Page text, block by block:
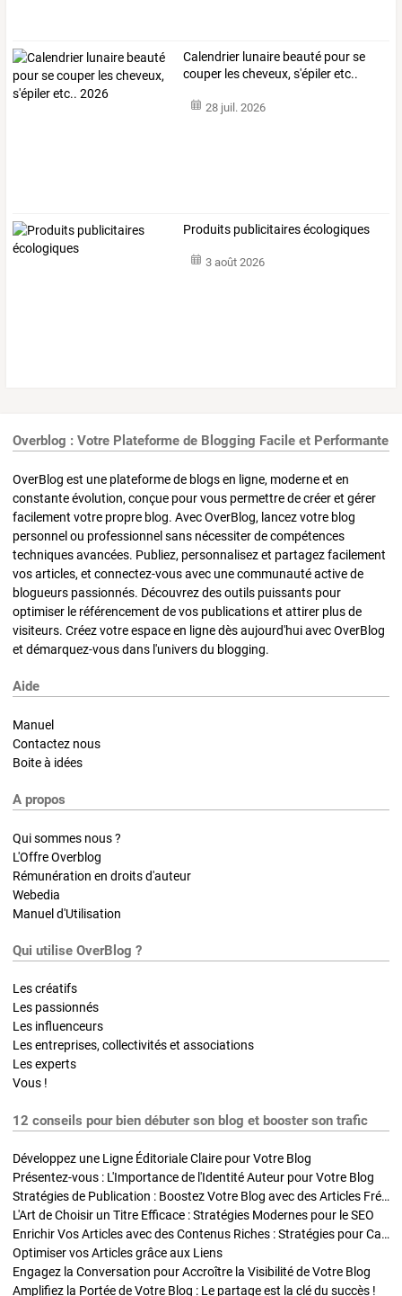
Calendrier lunaire beauté pour se
couper les cheveux, s'épiler etc..
28 juil. 2026
Produits publicitaires écologiques
3 août 2026
Overblog : Votre Plateforme de Blogging Facile et Performante
OverBlog est une plateforme de blogs en ligne, moderne et en
constante évolution, conçue pour vous permettre de créer et gérer
facilement votre propre blog. Avec OverBlog, lancez votre blog
personnel ou professionnel sans nécessiter de compétences
techniques avancées. Publiez, personnalisez et partagez facilement
vos articles, et connectez-vous avec une communauté active de
blogueurs passionnés. Découvrez des outils puissants pour
optimiser le référencement de vos publications et attirer plus de
visiteurs. Créez votre espace en ligne dès aujourd'hui avec OverBlog
et démarquez-vous dans l'univers du blogging.
Aide
Manuel
Contactez nous
Boite à idées
A propos
Qui sommes nous ?
L'Offre Overblog
Rémunération en droits d'auteur
Webedia
Manuel d'Utilisation
Qui utilise OverBlog ?
Les créatifs
Les passionnés
Les influenceurs
Les entreprises, collectivités et associations
Les experts
Vous !
12 conseils pour bien débuter son blog et booster son trafic
Développez une Ligne Éditoriale Claire pour Votre Blog
Présentez-vous : L'Importance de l'Identité Auteur pour Votre Blog
Stratégies de Publication : Boostez Votre Blog avec des Articles Fréquents et Exclusifs
L'Art de Choisir un Titre Efficace : Stratégies Modernes pour le SEO
Enrichir Vos Articles avec des Contenus Riches : Stratégies pour Captiver et Optimiser
Optimiser vos Articles grâce aux Liens
Engagez la Conversation pour Accroître la Visibilité de Votre Blog
Amplifiez la Portée de Votre Blog : Le partage est la clé du succès !